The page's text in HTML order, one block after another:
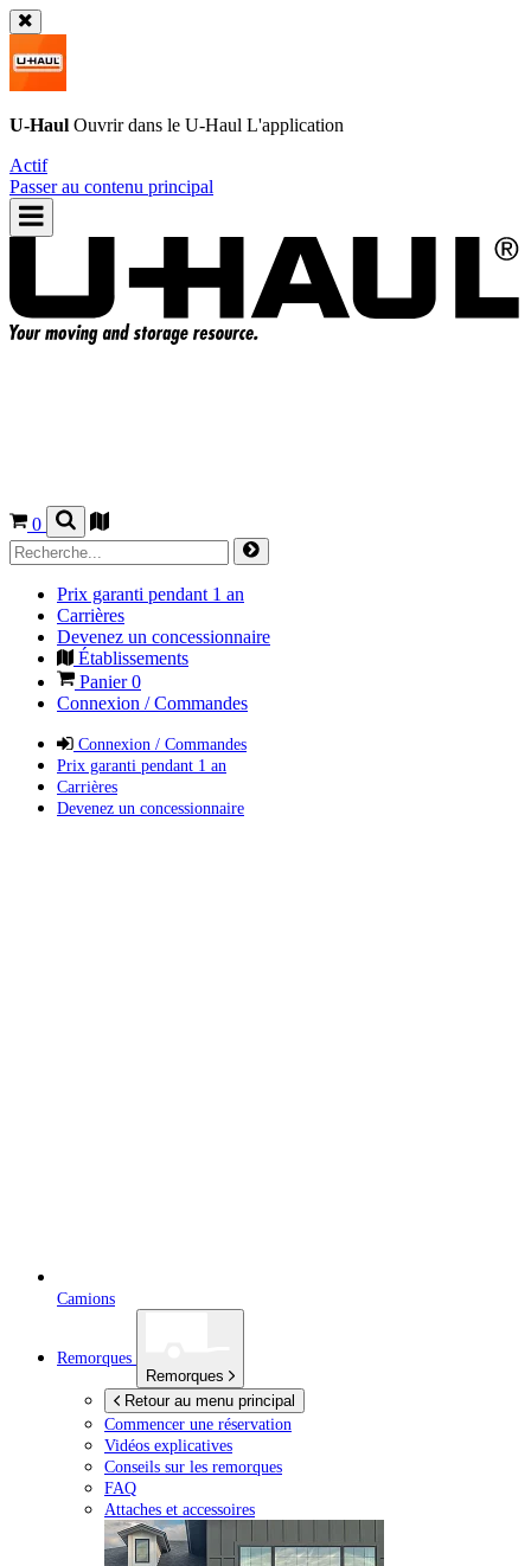
U-Haul Ouvrir dans le U-Haul L'application
Actif
Passer au contenu principal
0
Prix garanti pendant 1 an
Carrières
Devenez un concessionnaire
Établissements
Panier0
Connexion / Commandes
Connexion / Commandes
Prix garanti pendant 1 an
Carrières
Devenez un concessionnaire
Camions
Remorques
Remorques
Retour au menu principal
Commencer une réservation
Vidéos explicatives
Conseils sur les remorques
FAQ
Attaches et accessoires